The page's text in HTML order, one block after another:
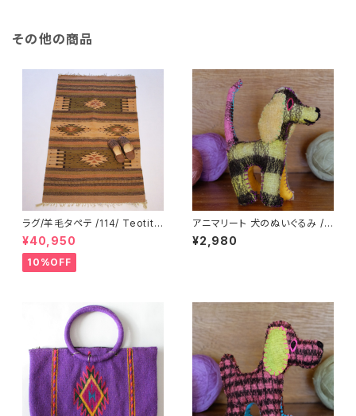
その他の商品
ラグ/羊毛タペテ /114/ Teotitla
n Del Valle/MEXICO
¥40,950
10%OFF
アニマリート 犬のぬいぐるみ /2
39b/ MEXICO メキシコ
¥2,980